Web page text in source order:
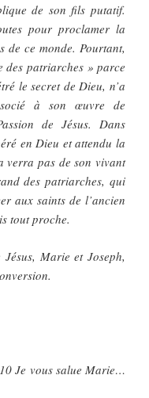
de son fils putatif.
pour proclamer la
de ce monde. Pourtant,
des patriarches » parce
le secret de Dieu, n’a
à son œuvre de
de Jésus. Dans
en Dieu et attendu la
verra pas de son vivant
des patriarches, qui
aux saints de l’ancien
tout proche.
Marie et Joseph,
Je vous salue Marie…